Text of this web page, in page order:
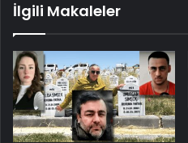
İlgili Makaleler